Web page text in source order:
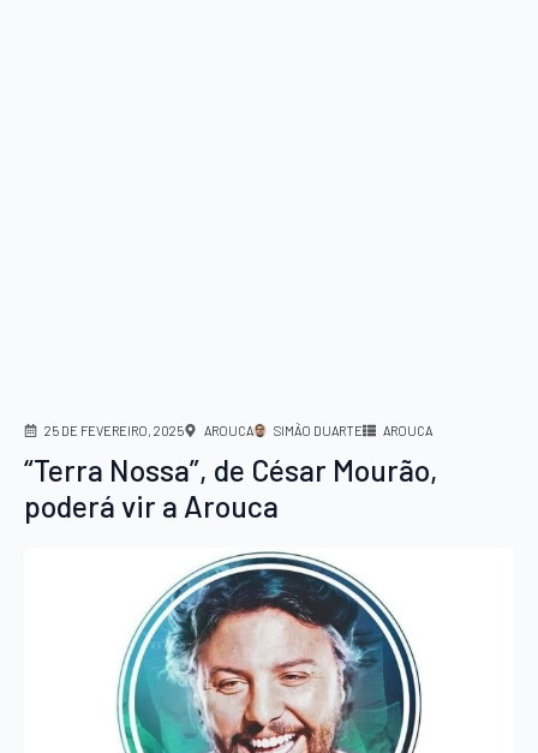
25 DE FEVEREIRO, 2025 AROUCA SIMÃO DUARTE AROUCA
“Terra Nossa”, de César Mourão,
poderá vir a Arouca